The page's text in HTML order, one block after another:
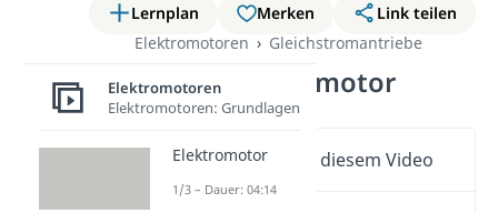
Lernplan Merken
Link teilen
Elektromotoren
Gleichstromantriebe
Nebenschlussmotor
Wichtige Inhalte in diesem Video
Elektromotoren
Elektromotoren: Grundlagen
Elektromotor
1/3 – Dauer: 04:14